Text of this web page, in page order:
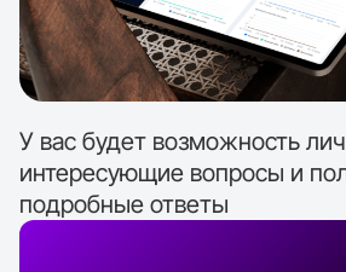
У вас будет возможность
интересующие вопросы и
подробные ответы